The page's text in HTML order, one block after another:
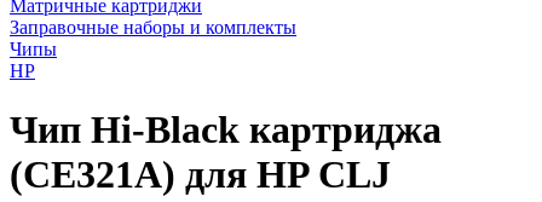
Матричные картриджи
Заправочные наборы и комплекты
Чипы
HP
Чип Hi-Black картриджа
(CE321A) для HP CLJ